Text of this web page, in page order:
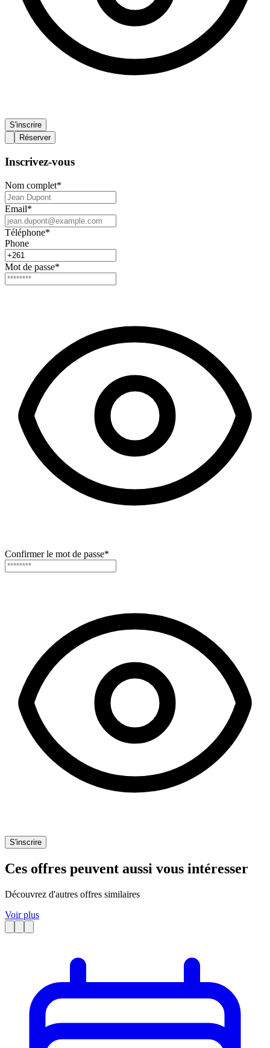
S'inscrire
Réserver
Inscrivez-vous
Nom complet*
Email*
Téléphone*
Phone
Mot de passe*
Confirmer le mot de passe*
S'inscrire
Ces offres peuvent aussi vous intéresser
Découvrez d'autres offres similaires
Voir plus